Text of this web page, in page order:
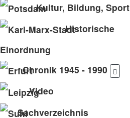
Kultur, Bildung, Sport
Historische
Einordnung
Chronik 1945 - 1990
Video
Sachverzeichnis